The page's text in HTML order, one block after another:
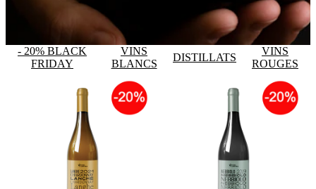
- 20% BLACK
FRIDAY
VINS
BLANCS
DISTILLATS
VINS
ROUGES